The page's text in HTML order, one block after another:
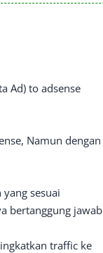
Ad) to adsense
Namun dengan
sesuai
bertanggung jawab
traffic ke